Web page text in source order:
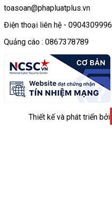
toasoan@phapluatplus.vn
Điện thoại liên hệ - 0904309996
Quảng cáo : 0867378789
Thiết kế và phát triển bởi